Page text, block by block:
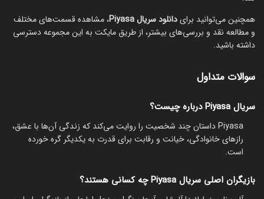
همچنین می‌توانید برایدانلود سریال Piyasa
، مشاهده قسمت‌های مختلف
و مطالعه نقد و بررسی‌های بیشتر، از طریق مایکت به این مجموعه دسترسی
داشته باشید.
سوالات متداول
سریال Piyasa درباره چیست؟
Piyasa داستان چند شخصیت را روایت می‌کند که زندگی آن‌ها با عشق،
رازهای خانوادگی، خیانت و رقابت برای قدرت به یکدیگر گره خورده
است.
بازیگران اصلی سریال Piyasa چه کسانی هستند؟